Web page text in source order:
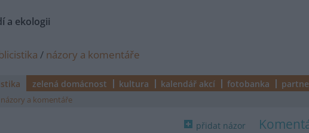
a ekologii
/ názory a komentáře
zelená domácnost kultura kalendář akcí fotobanka
názory a komentáře
přidat názor